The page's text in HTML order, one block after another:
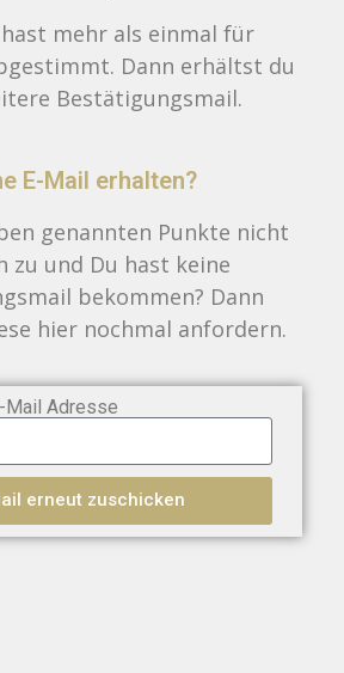
mehr als einmal für
Dann erhältst du
Bestätigungsmail.
E-Mail erhalten?
genannten Punkte nicht
zu und Du hast keine
bekommen? Dann
hier nochmal anfordern.
Mail Adresse
erneut zuschicken